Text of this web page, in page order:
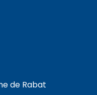
de Rabat